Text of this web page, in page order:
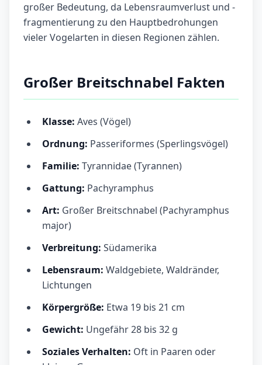
großer Bedeutung, da Lebensraumverlust und -
fragmentierung zu den Hauptbedrohungen
vieler Vogelarten in diesen Regionen zählen.
Großer Breitschnabel Fakten
Klasse: Aves (Vögel)
Ordnung: Passeriformes (Sperlingsvögel)
Familie: Tyrannidae (Tyrannen)
Gattung: Pachyramphus
Art: Großer Breitschnabel (Pachyramphus
major)
Verbreitung: Südamerika
Lebensraum: Waldgebiete, Waldränder,
Lichtungen
Körpergröße: Etwa 19 bis 21 cm
Gewicht: Ungefähr 28 bis 32 g
Soziales Verhalten: Oft in Paaren oder